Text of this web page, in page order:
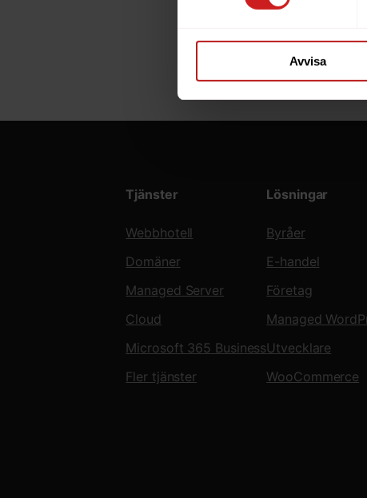
Avvisa
goes
Tjänster
Webbhotell
Domäner
Managed Server
Cloud
Microsoft 365 Business
Fler tjänster
Lösningar
Byråer
E-handel
Företag
Managed
Utvecklare
WooCommerce